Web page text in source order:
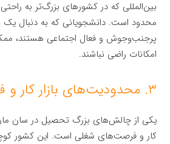
بین‌المللی که در کشورهای بزرگ‌تر به
محدود است. دانشجویانی که به دنبال
پرجنب‌وجوش و فعال اجتماعی هستند،
امکانات راضی نباشند.
۳. محدودیت‌های بازار کار و فرصت‌های شغلی
یکی از چالش‌های بزرگ تحصیل در سان
کار و فرصت‌های شغلی است. این کشور